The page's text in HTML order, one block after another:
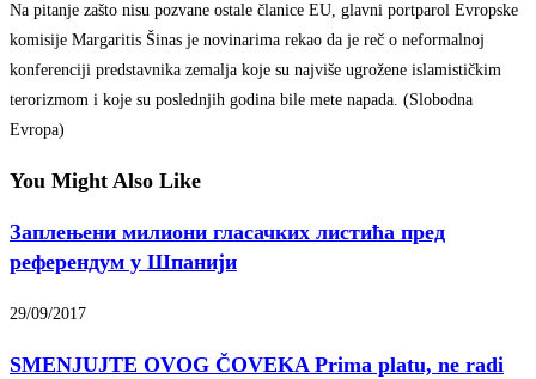
Na pitanje zašto nisu pozvane ostale članice EU, glavni portparol Evropske
komisije Margaritis Šinas je novinarima rekao da je reč o neformalnoj
konferenciji predstavnika zemalja koje su najviše ugrožene islamističkim
terorizmom i koje su poslednjih godina bile mete napada. (Slobodna
Evropa)
You Might Also Like
Заплењени милиони гласачких листића пред
референдум у Шпанији
29/09/2017
SMENJUJTE OVOG ČOVEKA Prima platu, ne radi